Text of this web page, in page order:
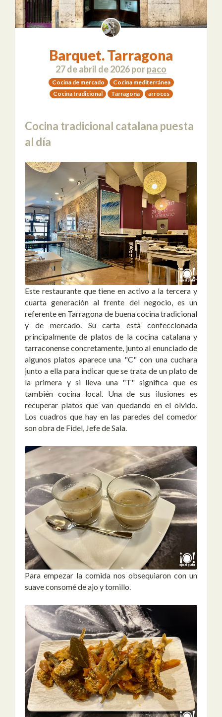
Barquet. Tarragona
27 de abril de 2026porpaco
Cocina de mercado
Cocina mediterránea
Cocina tradicional
Tarragona arroces
Cocina tradicional catalana puesta
al día
Este restaurante que tiene en activo a la tercera y
cuarta generación al frente del negocio, es un
referente en Tarragona de buena cocina tradicional
y de mercado. Su carta está confeccionada
principalmente de platos de la cocina catalana y
tarraconense concretamente, junto al enunciado de
algunos platos aparece una "C" con una cuchara
junto a ella para indicar que se trata de un plato de
la primera y si lleva una "T" significa que es
también cocina local. Una de sus ilusiones es
recuperar platos que van quedando en el olvido.
Los cuadros que hay en las paredes del comedor
son obra de Fidel, Jefe de Sala.
Para empezar la comida nos obsequiaron con un
suave consomé de ajo y tomillo.